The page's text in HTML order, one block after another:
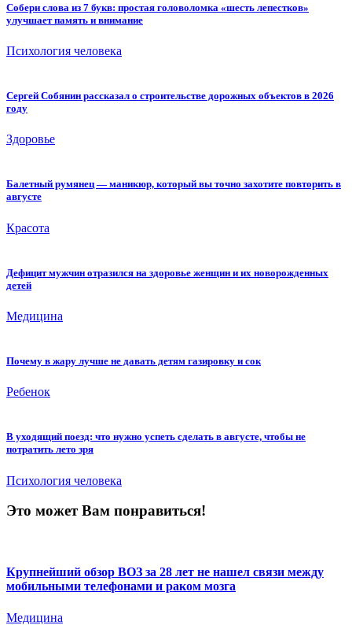
Собери слова из 7 букв: простая головоломка «шесть лепестков»
улучшает память и внимание
Психология человека
Сергей Собянин рассказал о строительстве дорожных объектов в 2026
году
Здоровье
Балетный румянец — маникюр, который вы точно захотите повторить в
августе
Красота
Дефицит мужчин отразился на здоровье женщин и их новорожденных
детей
Медицина
Почему в жару лучше не давать детям газировку и сок
Ребенок
В уходящий поезд: что нужно успеть сделать в августе, чтобы не
потратить лето зря
Психология человека
Это может Вам понравиться!
Крупнейший обзор ВОЗ за 28 лет не нашел связи между
мобильными телефонами и раком мозга
Медицина